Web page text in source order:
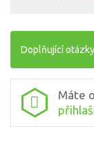
Doplňující
Máte